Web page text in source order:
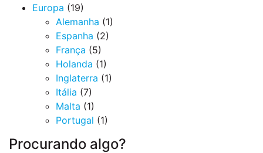
Europa (19)
Alemanha (1)
Espanha (2)
França (5)
Holanda (1)
Inglaterra (1)
Itália (7)
Malta (1)
Portugal (1)
Procurando algo?